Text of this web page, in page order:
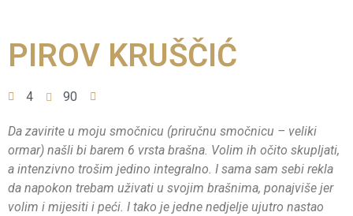
PIROV KRUŠČIĆ
4 90
Da zavirite u moju smočnicu (priručnu smočnicu – veliki
ormar) našli bi barem 6 vrsta brašna. Volim ih očito skupljati,
a intenzivno trošim jedino integralno. I sama sam sebi rekla
da napokon trebam uživati u svojim brašnima, ponajviše jer
volim i mijesiti i peći. I tako je jedne nedjelje ujutro nastao